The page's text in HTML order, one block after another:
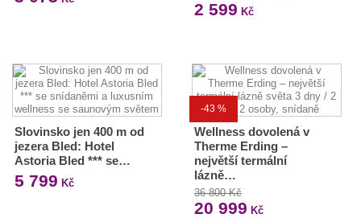
2 599 Kč
Slovinsko jen 400 m od
jezera Bled: Hotel
Astoria Bled *** se…
5 799 Kč
-43 %
Wellness dovolená v
Therme Erding –
největší termální
lázně…
36 800 Kč
20 999 Kč